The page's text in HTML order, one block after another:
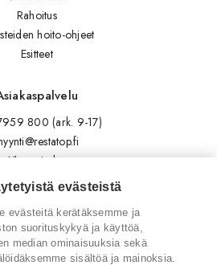
Rahoitus
hoito-ohjeet
Esitteet
800 (ark. 9-17)
Yhteystiedot
Lähetä viesti
Seuraa meitä
Tilaa uutiskirje
evästeistä
evästeitä kerätäksemme ja
suorituskykyä ja käyttöä,
median ominaisuuksia sekä
sisältöä ja mainoksia.